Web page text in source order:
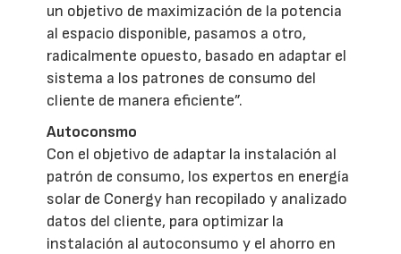
un objetivo de maximización de la potencia
al espacio disponible, pasamos a otro,
radicalmente opuesto, basado en adaptar el
sistema a los patrones de consumo del
cliente de manera eficiente”.
Autoconsmo
Con el objetivo de adaptar la instalación al
patrón de consumo, los expertos en energía
solar de Conergy han recopilado y analizado
datos del cliente, para optimizar la
instalación al autoconsumo y el ahorro en